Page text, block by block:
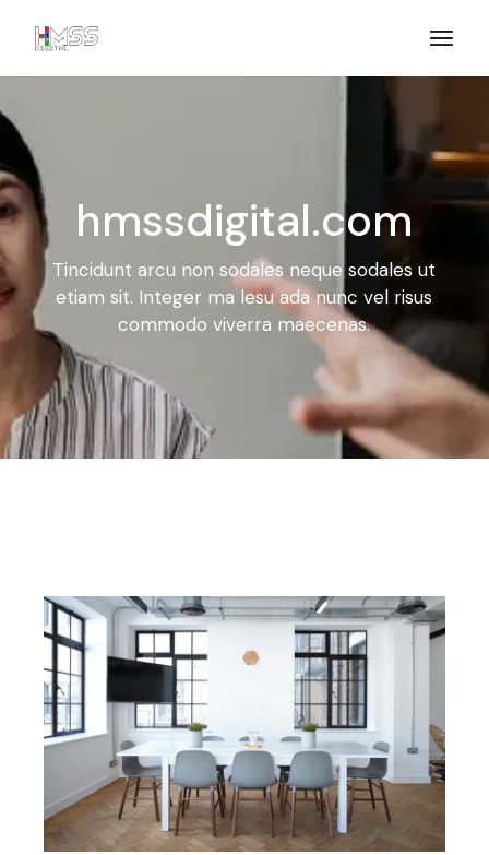
hmssdigital.com
Tincidunt arcu non sodales neque sodales ut
etiam sit. Integer ma lesu ada nunc vel risus
commodo viverra maecenas.